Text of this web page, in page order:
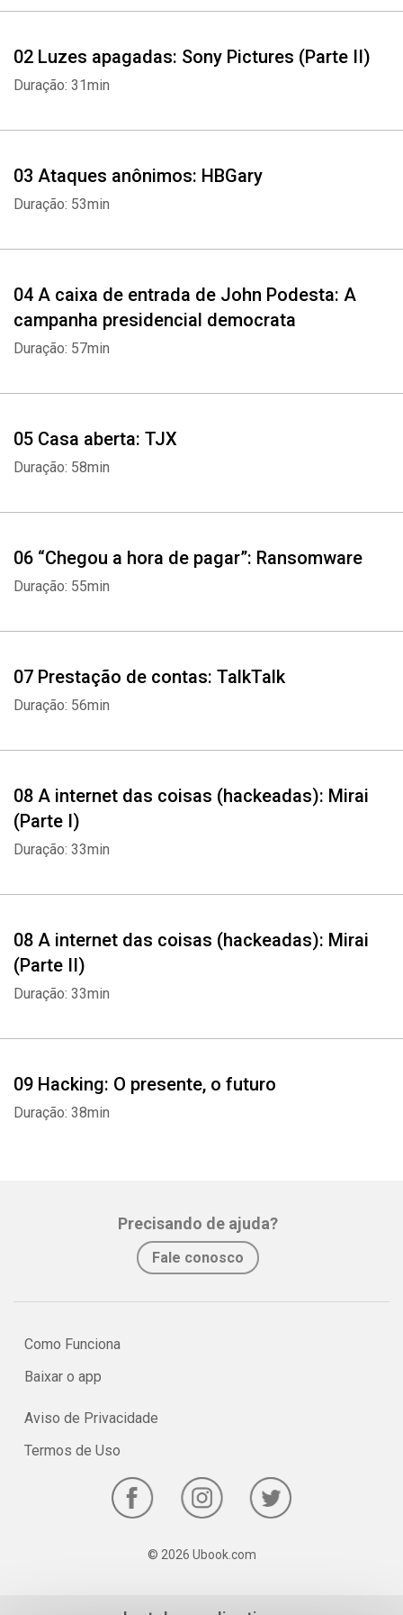
02 Luzes apagadas: Sony Pictures (Parte II)
Duração: 31min
03 Ataques anônimos: HBGary
Duração: 53min
04 A caixa de entrada de John Podesta: A
campanha presidencial democrata
Duração: 57min
05 Casa aberta: TJX
Duração: 58min
06 “Chegou a hora de pagar”: Ransomware
Duração: 55min
07 Prestação de contas: TalkTalk
Duração: 56min
08 A internet das coisas (hackeadas): Mirai
(Parte I)
Duração: 33min
08 A internet das coisas (hackeadas): Mirai
(Parte II)
Duração: 33min
09 Hacking: O presente, o futuro
Duração: 38min
Precisando de ajuda?
Fale conosco
Como Funciona
Baixar o app
Aviso de Privacidade
Termos de Uso
© 2026 Ubook.com